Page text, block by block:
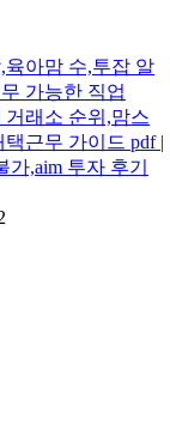
육아맘 수,투잡 알
가능한 직업
래소 순위,맘스
근무 가이드 pdf |
,aim 투자 후기